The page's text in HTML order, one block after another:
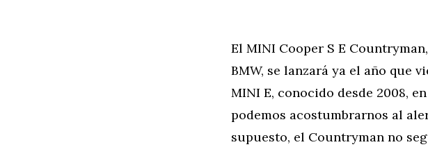
El MINI Cooper S E
BMW, se lanzará ya el año que
MINI E, conocido desde 2008,
podemos acostumbrarnos al
supuesto, el Countryman no